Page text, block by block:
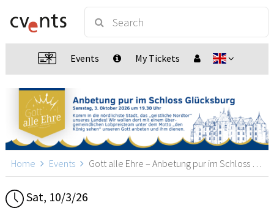
Events My Tickets
Home Events Gott alle Ehre – Anbetung pur im Schloss Glücksburg, Glücksburg
Sat, 10/3/26